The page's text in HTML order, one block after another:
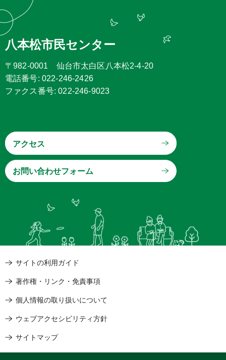
八本松市民センター
〒982-0001 仙台市太白区八本松2-4-20
電話番号: 022-246-2426
ファクス番号: 022-246-9023
アクセス
サイトの利用ガイド
著作権・リンク・免責事項
個人情報の取り扱いについて
ウェブアクセシビリティ方針
サイトマップ